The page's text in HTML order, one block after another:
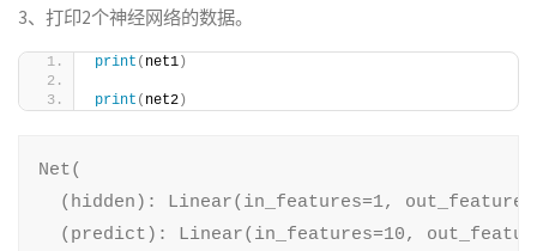
3、打印2个神经网络的数据。
print ( net1 )
print ( net2 )
Net(
(hidden): Linear(in_features=1,
(predict): Linear(in_features=10,